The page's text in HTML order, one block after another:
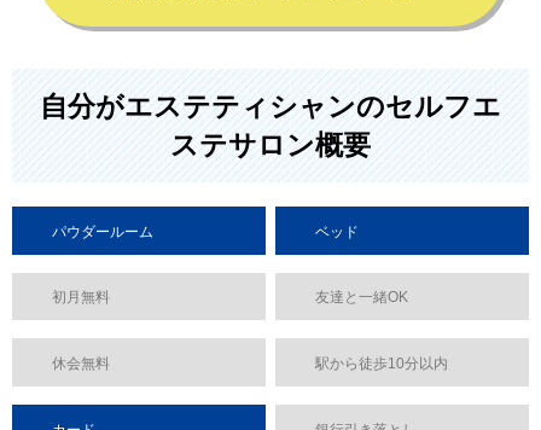
自分がエステティシャンのセルフエ
ステサロン概要
パウダールーム ベッド
初月無料 友達と一緒OK
休会無料 駅から徒歩10分以内